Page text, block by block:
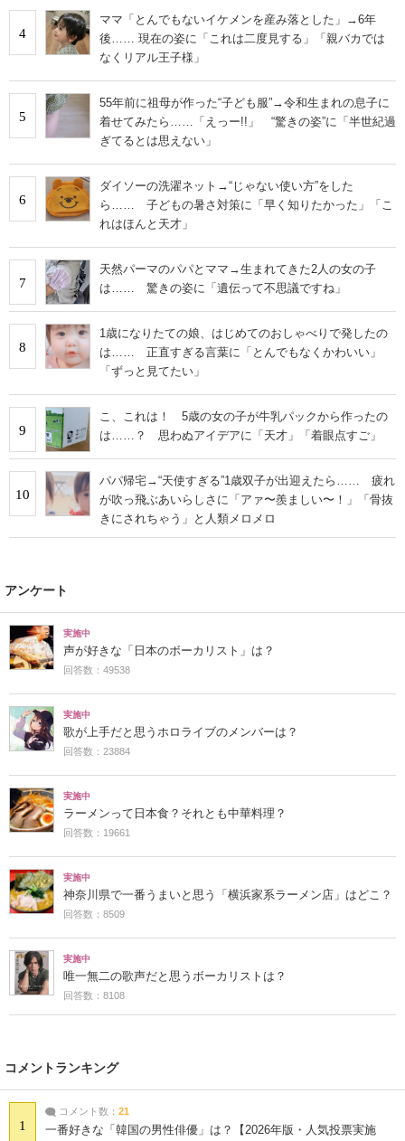
4
ママ「とんでもないイケメンを産み落とした」→6年
後…… 現在の姿に「これは二度見する」「親バカでは
なくリアル王子様」
5
55年前に祖母が作った“子ども服”→令和生まれの息子に
着せてみたら……「えっー!!」 “驚きの姿”に「半世紀過
ぎてるとは思えない」
6
ダイソーの洗濯ネット→“じゃない使い方”をした
ら…… 子どもの暑さ対策に「早く知りたかった」「こ
れはほんと天才」
7
天然パーマのパパとママ→生まれてきた2人の女の子
は…… 驚きの姿に「遺伝って不思議ですね」
8
1歳になりたての娘、はじめてのおしゃべりで発したの
は…… 正直すぎる言葉に「とんでもなくかわいい」
「ずっと見てたい」
9
こ、これは！ 5歳の女の子が牛乳パックから作ったの
は……？ 思わぬアイデアに「天才」「着眼点すご」
10
パパ帰宅→“天使すぎる”1歳双子が出迎えたら…… 疲れ
が吹っ飛ぶあいらしさに「アァ〜羨ましい〜！」「骨抜
きにされちゃう」と人類メロメロ
アンケート
実施中
声が好きな「日本のボーカリスト」は？
回答数：49538
実施中
歌が上手だと思うホロライブのメンバーは？
回答数：23884
実施中
ラーメンって日本食？それとも中華料理？
回答数：19661
実施中
神奈川県で一番うまいと思う「横浜家系ラーメン店」はどこ？
回答数：8509
実施中
唯一無二の歌声だと思うボーカリストは？
回答数：8108
コメントランキング
1
コメント数： 21
一番好きな「韓国の男性俳優」は？【2026年版・人気投票実施